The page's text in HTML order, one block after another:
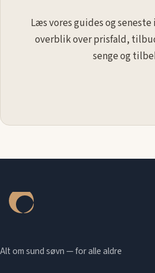
Læs vores guides og
overblik over prisfald,
senge og
Alt om sund søvn — for alle aldre